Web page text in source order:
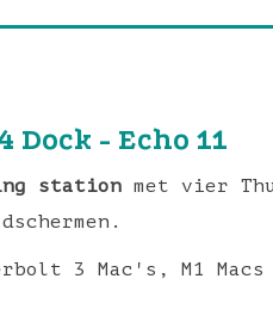
- Echo 11
station met vier
3 Mac's, M1